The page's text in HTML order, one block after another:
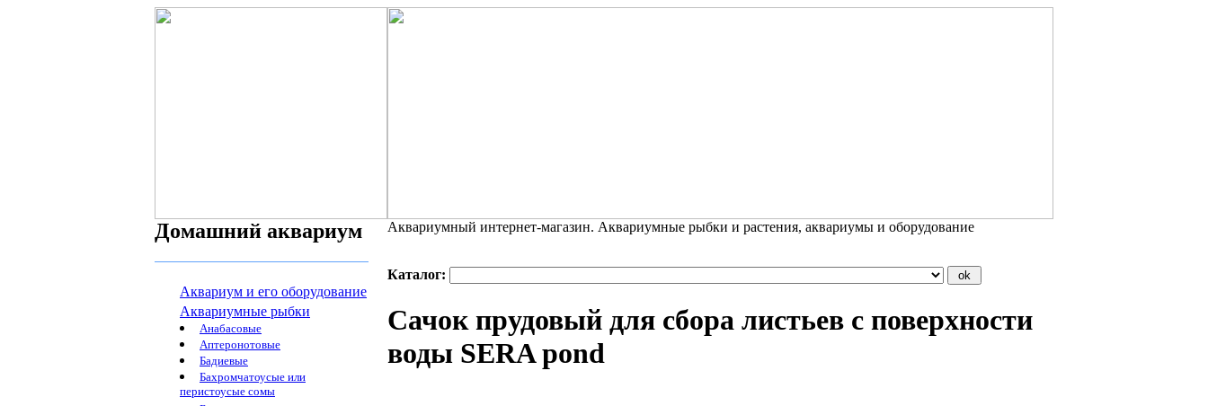
Домашний аквариум
Аквариум и его оборудование
Аквариумные рыбки
Анабасовые
Аптеронотовые
Бадиевые
Бахромчатоусые или
перистоусые сомы
Аквариумный интернет-магазин. Аквариумные рыбки и растения, аквариумы и оборудование
Каталог:
Сачок прудовый для сбора листьев с поверхности
воды SERA pond